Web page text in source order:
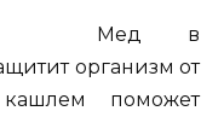
Мед в
организм от
поможет